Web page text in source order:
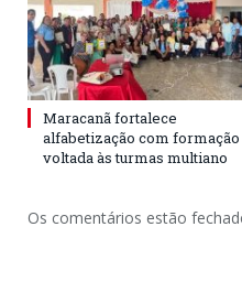
Maracanã fortalece
alfabetização com formação
voltada às turmas multiano
Os comentários estão